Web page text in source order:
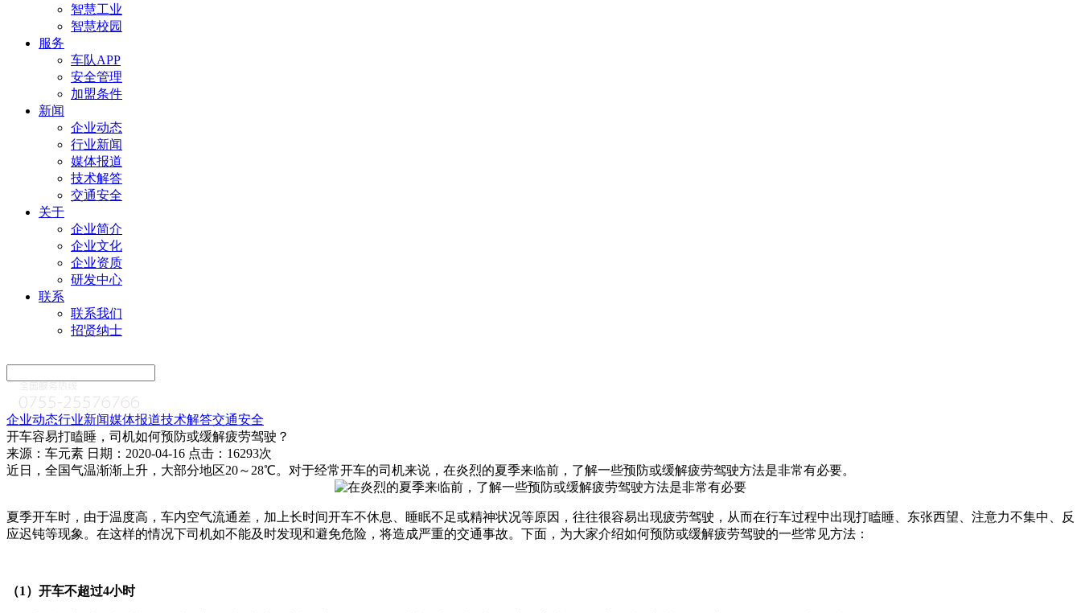
智慧工业
智慧校园
服务
车队APP
安全管理
加盟条件
新闻
企业动态
行业新闻
媒体报道
技术解答
交通安全
关于
企业简介
企业文化
企业资质
研发中心
联系
联系我们
招贤纳士
企业动态行业新闻媒体报道技术解答交通安全
开车容易打瞌睡，司机如何预防或缓解疲劳驾驶？
来源：车元素 日期：2020-04-16 点击：16293次
近日，全国气温渐渐上升，大部分地区20～28℃。对于经常开车的司机来说，在炎烈的夏季来临前，了解一些预防或缓解疲劳驾驶方法是非常有必要。
夏季开车时，由于温度高，车内空气流通差，加上长时间开车不休息、睡眠不足或精神状况等原因，往往很容易出现疲劳驾驶，从而在行车过程中出现打瞌睡、东张西望、注意力不集中、反
应迟钝等现象。在这样的情况下司机如不能及时发现和避免危险，将造成严重的交通事故。下面，为大家介绍如何预防或缓解疲劳驾驶的一些常见方法：
（1）开车不超过4小时